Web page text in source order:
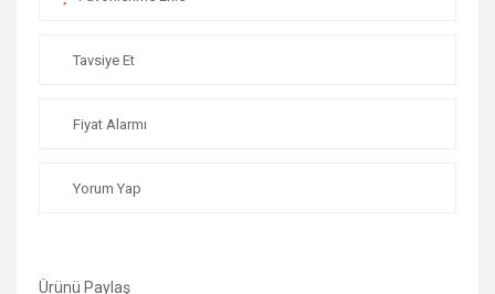
Tavsiye Et
Fiyat Alarmı
Yorum Yap
Ürünü Paylaş